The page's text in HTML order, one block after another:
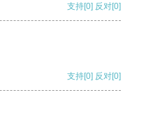
支持[0] 反对[0]
支持[0] 反对[0]